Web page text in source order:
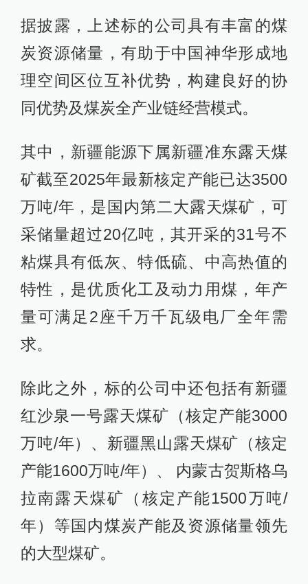
据披露，上述标的公司具有丰富的煤
炭资源储量，有助于中国神华形成地
理空间区位互补优势，构建良好的协
同优势及煤炭全产业链经营模式。
其中，新疆能源下属新疆准东露天煤
矿截至2025年最新核定产能已达3500
万吨/年，是国内第二大露天煤矿，可
采储量超过20亿吨，其开采的31号不
粘煤具有低灰、特低硫、中高热值的
特性，是优质化工及动力用煤，年产
量可满足2座千万千瓦级电厂全年需
求。
除此之外，标的公司中还包括有新疆
红沙泉一号露天煤矿（核定产能3000
万吨/年）、新疆黑山露天煤矿（核定
产能1600万吨/年）、 内蒙古贺斯格乌
拉南露天煤矿（核定产能1500万吨/
年）等国内煤炭产能及资源储量领先
的大型煤矿。